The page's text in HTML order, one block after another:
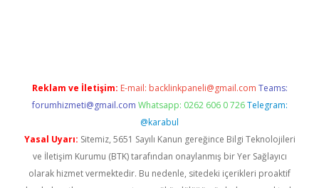
Reklam ve İletişim: E-mail: backlinkpaneli@gmail.com Teams:
forumhizmeti@gmail.com Whatsapp: 0262 606 0 726 Telegram:
@karabul
Yasal Uyarı: Sitemiz, 5651 Sayılı Kanun gereğince Bilgi Teknolojileri
ve İletişim Kurumu (BTK) tarafından onaylanmış bir Yer Sağlayıcı
olarak hizmet vermektedir. Bu nedenle, sitedeki içerikleri proaktif